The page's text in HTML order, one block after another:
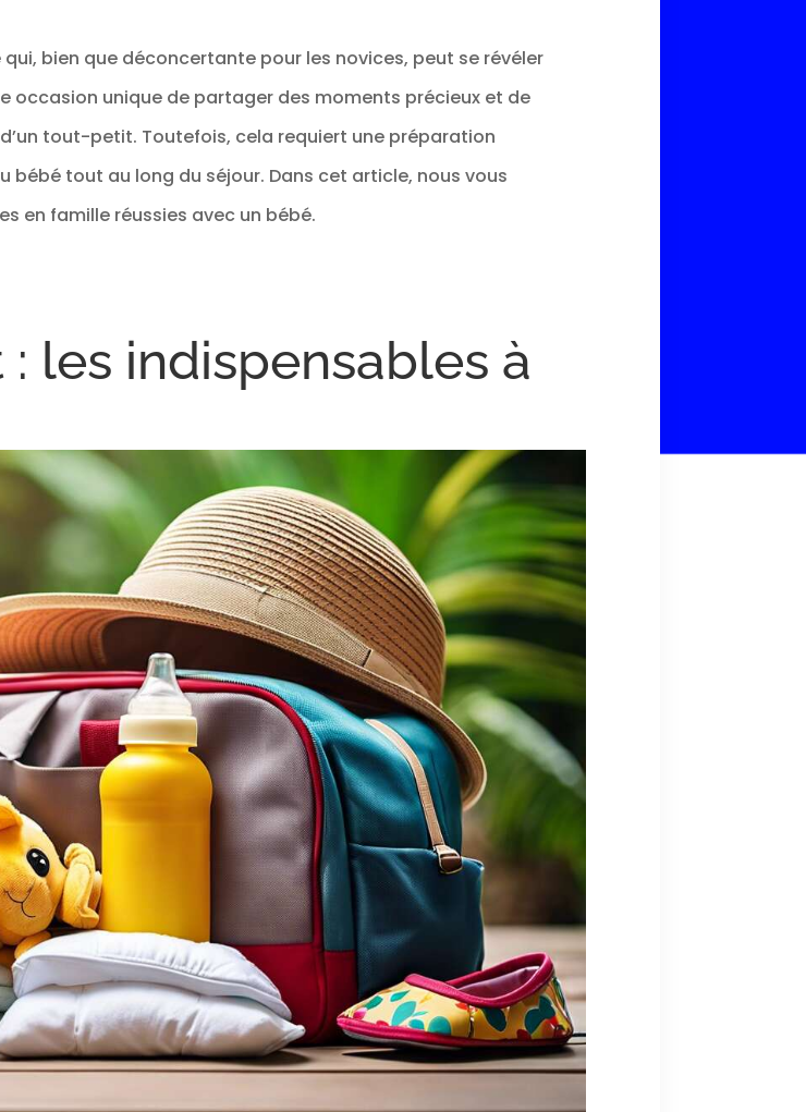
bien que déconcertante pour les novices, peut se révéler
occasion unique de partager des moments précieux et de
tout-petit. Toutefois, cela requiert une préparation
tout au long du séjour. Dans cet article, nous vous
en famille réussies avec un bébé.
les indispensables à